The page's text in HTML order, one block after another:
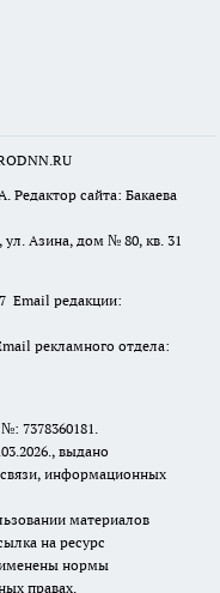
сайта: Бакаева
ул. Азина, дом № 80, кв. 31
Email редакции:
рекламного отдела:
7378360181.
выдано
информационных
материалов
на ресурс
нормы
правах.